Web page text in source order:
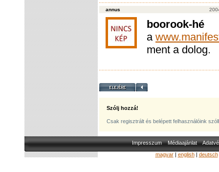
annus
boorook-hé
a
ment a dolog.
Szólj hozzá!
Csak regisztrált és belépett felhasználóink
Impresszum Médiaajánlat
magyar| english| deutsch